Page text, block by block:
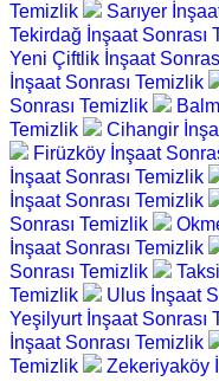
Temizlik
Sarıyer
Tekirdağ İnşaat Sonrası
Yeni Çiftlik İnşaat
İnşaat Sonrası Temizlik
Sonrası Temizlik
Temizlik
Cihangir
Firüzköy İnşaat
İnşaat Sonrası Temizlik
İnşaat Sonrası Temizlik
Sonrası Temizlik
İnşaat Sonrası Temizlik
Sonrası Temizlik
Temizlik
Ulus İnşaat
Yeşilyurt İnşaat Sonrası
İnşaat Sonrası Temizlik
Temizlik
Zekeriyaköy